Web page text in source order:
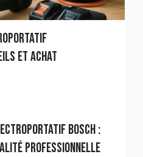
et Achat
Bosch :
professionnelle